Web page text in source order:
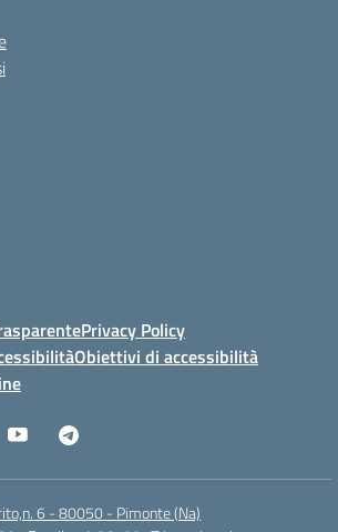
Privacy Policy
Obiettivi di accessibilità
6 - 80050 - Pimonte (Na)